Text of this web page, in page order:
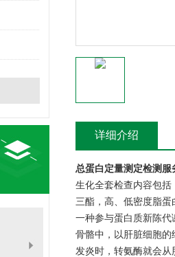
详细介绍
总蛋白定量测定检测服
生化全套检查内容包
三酯，高、低密度脂
一种参与蛋白质新陈
骨骼中，以肝脏细胞
发炎时，转氨酶就会